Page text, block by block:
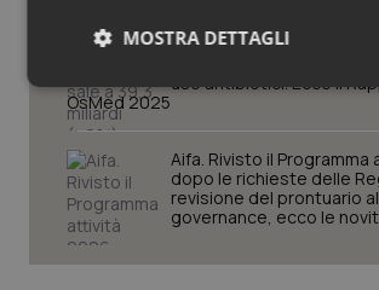
Tumori del Polmone & Testa
Tumori gastrointestinali
Ulcera & Reflusso
Vaccini
miliardi (+6%). Prosegue il
uso antibiotici. Ecco il
OsMed 2025
Aifa. Rivisto il
dopo le richieste delle
revisione del prontuario
governance, ecco le
MOSTRA DETTAGLI
Necessari Statistici